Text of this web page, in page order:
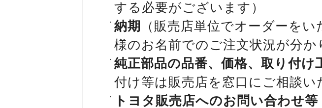
する必要がございます）
納期
（販売店単位でオーダーを
様のお名前でのご注文状況が分か
純正部品の品番、価格、取り付け
付け等は販売店を窓口にご相談い
トヨタ販売店へのお問い合わせ等